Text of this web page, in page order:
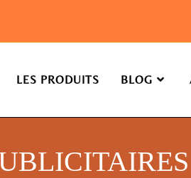
LES PRODUITS BLOG